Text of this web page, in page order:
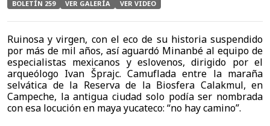
BOLETÍN 259 VER GALERÍA VER VIDEO
Ruinosa y virgen, con el eco de su historia suspendido
por más de mil años, así aguardó Minanbé al equipo de
especialistas mexicanos y eslovenos, dirigido por el
arqueólogo Ivan Šprajc. Camuflada entre la maraña
selvática de la Reserva de la Biosfera Calakmul, en
Campeche, la antigua ciudad solo podía ser nombrada
con esa locución en maya yucateco: “no hay camino”.